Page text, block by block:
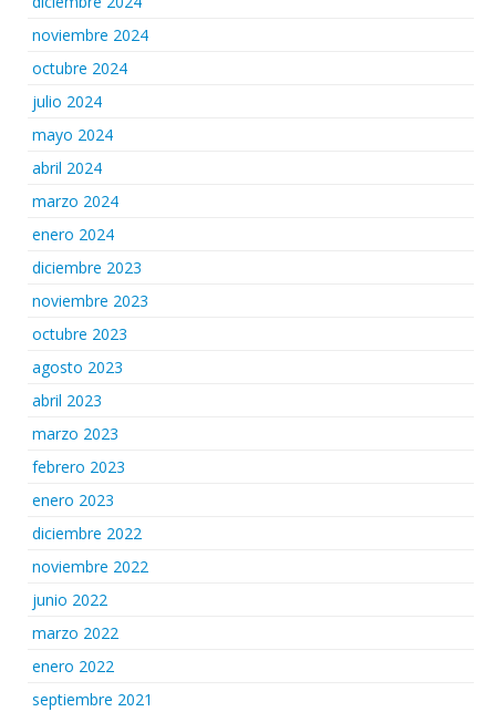
noviembre 2024
octubre 2024
julio 2024
mayo 2024
abril 2024
marzo 2024
enero 2024
diciembre 2023
noviembre 2023
octubre 2023
agosto 2023
abril 2023
marzo 2023
febrero 2023
enero 2023
diciembre 2022
noviembre 2022
junio 2022
marzo 2022
enero 2022
septiembre 2021